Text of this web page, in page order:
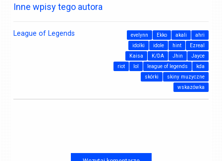
Inne wpisy tego autora
League of Legends ahri
akali
Ekko
evelynn
Ezreal
hint
idole
idolki
Jayce
Jhin
K/DA
Kaisa
kda
league of legends
lol
riot
skiny muzyczne
skórki
wskazówka